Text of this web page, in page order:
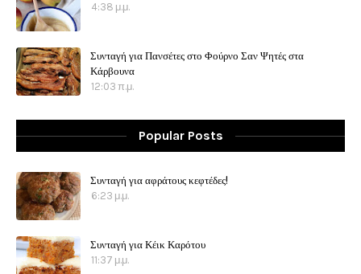
4:38 μ.μ.
Συνταγή για Πανσέτες στο Φούρνο Σαν Ψητές στα
Κάρβουνα
12:03 π.μ.
Popular Posts
Συνταγή για αφράτους κεφτέδες!
6:23 μ.μ.
Συνταγή για Κέικ Καρότου
11:37 μ.μ.